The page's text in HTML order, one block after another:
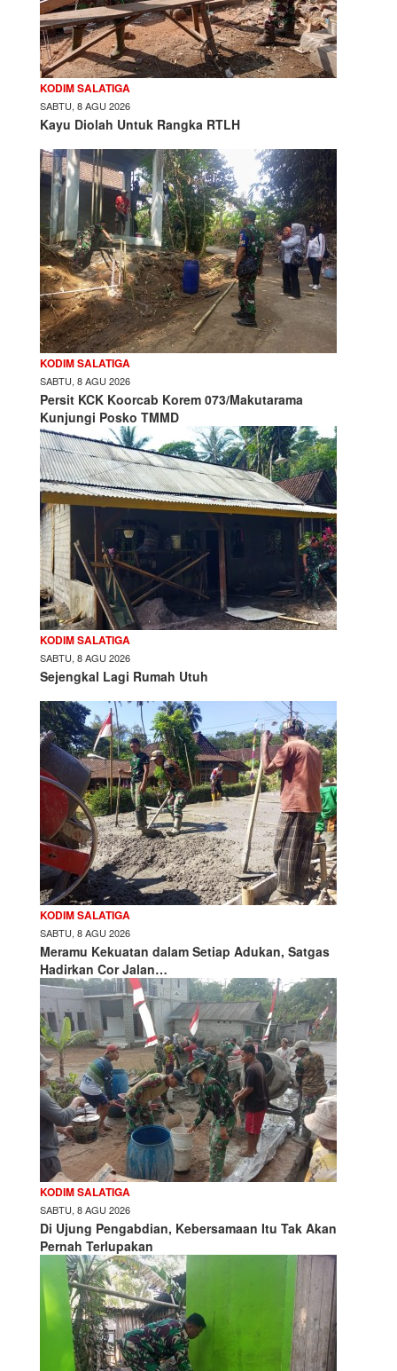
KODIM SALATIGA
SABTU, 8 AGU 2026
Kayu Diolah Untuk Rangka RTLH
KODIM SALATIGA
SABTU, 8 AGU 2026
Persit KCK Koorcab Korem 073/Makutarama
Kunjungi Posko TMMD
KODIM SALATIGA
SABTU, 8 AGU 2026
Sejengkal Lagi Rumah Utuh
KODIM SALATIGA
SABTU, 8 AGU 2026
Meramu Kekuatan dalam Setiap Adukan, Satgas
Hadirkan Cor Jalan…
KODIM SALATIGA
SABTU, 8 AGU 2026
Di Ujung Pengabdian, Kebersamaan Itu Tak Akan
Pernah Terlupakan